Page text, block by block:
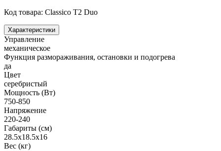
Код товара: Classico T2 Duo
Характеристики
Управление
механическое
Функция размораживания, остановки и подогрева
да
Цвет
серебристый
Мощность (Вт)
750-850
Напряжение
220-240
Габариты (см)
28.5x18.5x16
Вес (кг)